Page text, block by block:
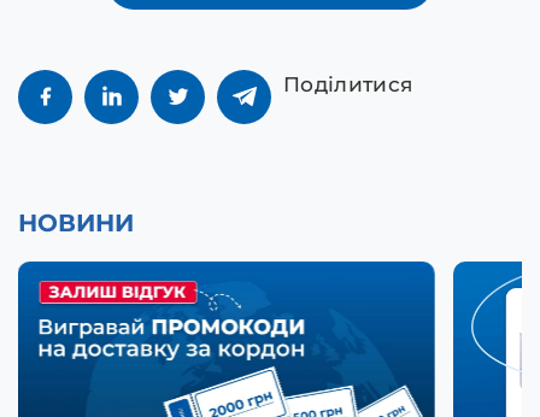
Поділитися
НОВИНИ